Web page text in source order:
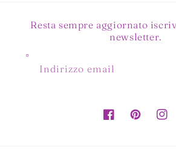
Resta sempre aggiornato
newsletter.
Indirizzo email
FacebookPinterest